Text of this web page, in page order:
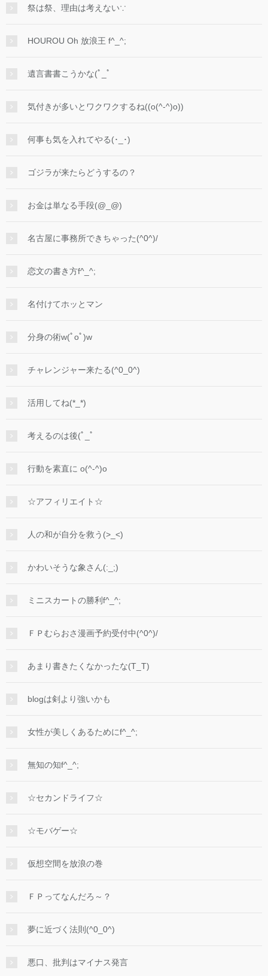
祭は祭、理由は考えない∵
HOUROU Oh 放浪王 f^_^;
遺言書書こうかな(ﾟ_ﾟ
気付きが多いとワクワクするね((o(^-^)o))
何事も気を入れてやる(･_･)
ゴジラが来たらどうするの？
お金は単なる手段(@_@)
名古屋に事務所できちゃった(^0^)/
恋文の書き方f^_^;
名付けてホッとマン
分身の術w(ﾟoﾟ)w
チャレンジャー来たる(^0_0^)
活用してね(*_*)
考えるのは後(ﾟ_ﾟ
行動を素直に o(^-^)o
☆アフィリエイト☆
人の和が自分を救う(>_<)
かわいそうな象さん(:_;)
ミニスカートの勝利f^_^;
ＦＰむらおさ漫画予約受付中(^0^)/
あまり書きたくなかったな(T_T)
blogは剣より強いかも
女性が美しくあるためにf^_^;
無知の知f^_^;
☆セカンドライフ☆
☆モバゲー☆
仮想空間を放浪の巻
ＦＰってなんだろ～？
夢に近づく法則(^0_0^)
悪口、批判はマイナス発言